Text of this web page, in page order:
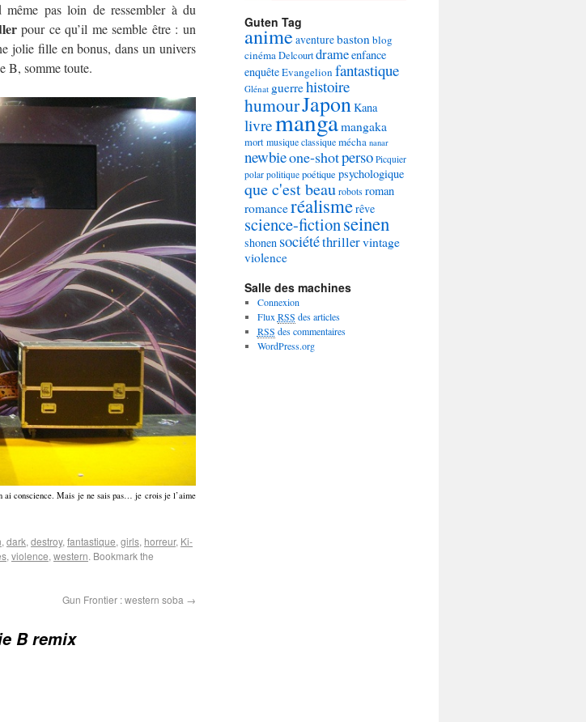
pas loin de ressembler à du
pour ce qu’il me semble être : un
jolie fille en bonus, dans un univers
B, somme toute.
ai conscience. Mais je ne sais pas… je crois je l’aime
, dark, destroy, fantastique, girls, horreur, Ki-
, violence, western. Bookmark the
Gun Frontier : western soba →
B remix
Guten Tag
animeaventurebaston blog
cinémaDelcourtdrameenfance
enquêteEvangelion fantastique
Glénat guerrehistoire
humourJapon Kana
livremangamangaka
mortmusique classiquemécha nanar
newbieone-shotperso Picquier
polar politique poétique psychologique
que c'est beaurobotsroman
romanceréalismerêve
science-fictionseinen
shonen sociététhrillervintage
violence
Salle des machines
Connexion
Flux RSS des articles
RSS des commentaires
WordPress.org